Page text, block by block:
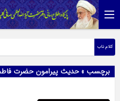
کلام ناب
برچسب » حدیث پیرامون حضرت